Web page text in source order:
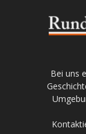
Bei uns